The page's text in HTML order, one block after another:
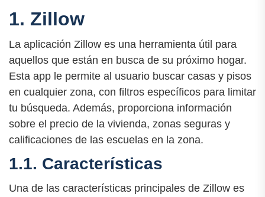
1. Zillow
La aplicación Zillow es una herramienta útil para
aquellos que están en busca de su próximo hogar.
Esta app le permite al usuario buscar casas y pisos
en cualquier zona, con filtros específicos para limitar
tu búsqueda. Además, proporciona información
sobre el precio de la vivienda, zonas seguras y
calificaciones de las escuelas en la zona.
1.1. Características
Una de las características principales de Zillow es